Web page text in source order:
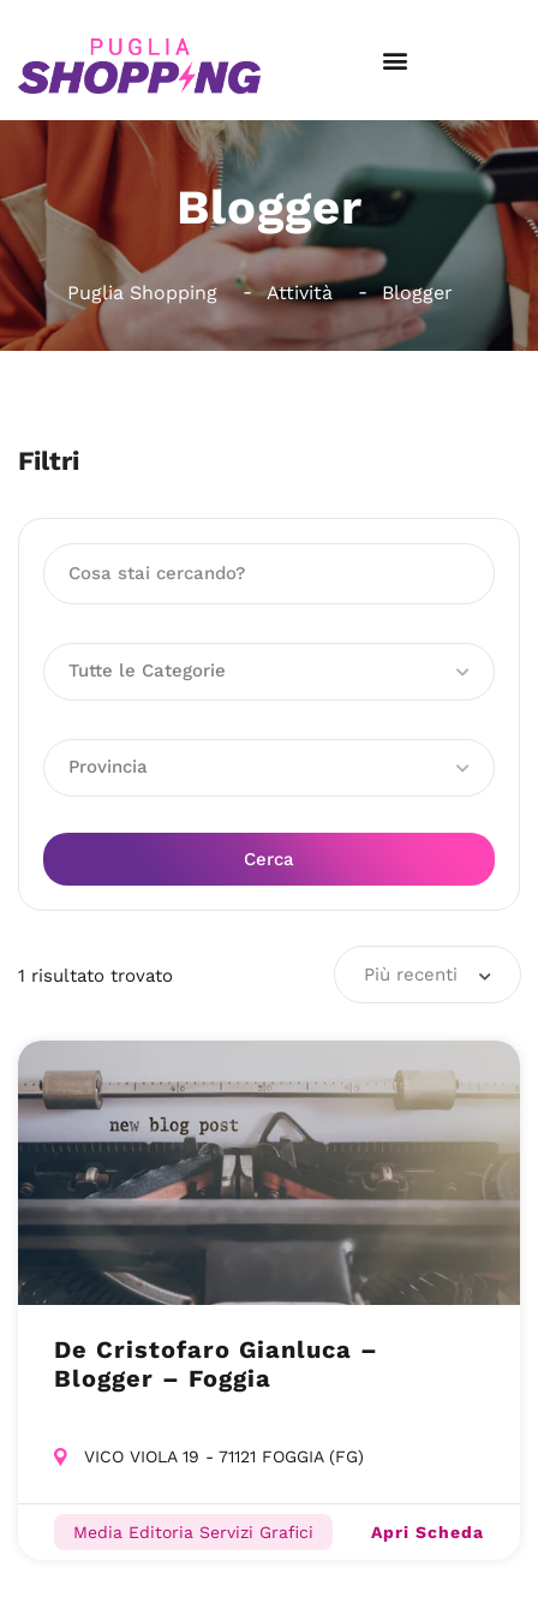
Blogger
Puglia Shopping Attività Blogger
Filtri
Tutte le Categorie
Provincia
Cerca
1 risultato trovato Più recenti
De Cristofaro Gianluca –
Blogger – Foggia
VICO VIOLA 19 - 71121 FOGGIA (FG)
Media Editoria Servizi Grafici Apri Scheda